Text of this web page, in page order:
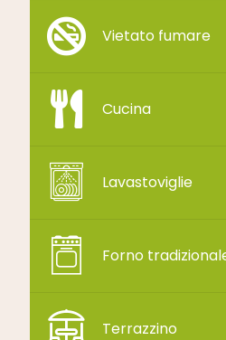
Vietato fumare
Cucina
Lavastoviglie
Forno
Terrazzino